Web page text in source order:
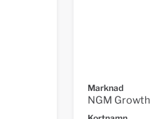
Marknad
NGM